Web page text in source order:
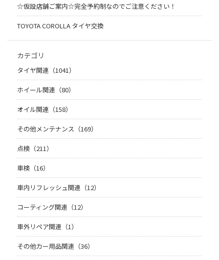
☆仮設店舗ご案内☆完全予約制なのでご注意ください！
TOYOTA COROLLA タイヤ交換
カテゴリ
タイヤ関連（1041）
ホイール関連（80）
オイル関連（158）
その他メンテナンス（169）
点検（211）
車検（16）
車内リフレッシュ関連（12）
コーティング関連（12）
車外リペア関連（1）
その他カー用品関連（36）